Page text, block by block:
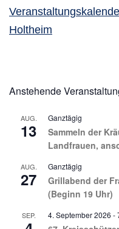
Holtheim
Anstehende
AUG.
13
Ganztägig
Sammeln der
Landfrauen,
AUG.
27
Ganztägig
Grillabend der
(Beginn 19 Uhr)
SEP. 4. September 2026 -